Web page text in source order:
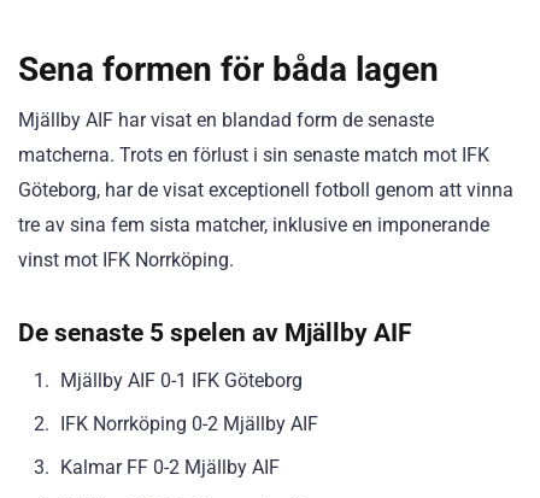
Sena formen för båda lagen
Mjällby AIF har visat en blandad form de senaste
matcherna. Trots en förlust i sin senaste match mot IFK
Göteborg, har de visat exceptionell fotboll genom att vinna
tre av sina fem sista matcher, inklusive en imponerande
vinst mot IFK Norrköping.
De senaste 5 spelen av Mjällby AIF
Mjällby AIF 0-1 IFK Göteborg
IFK Norrköping 0-2 Mjällby AIF
Kalmar FF 0-2 Mjällby AIF